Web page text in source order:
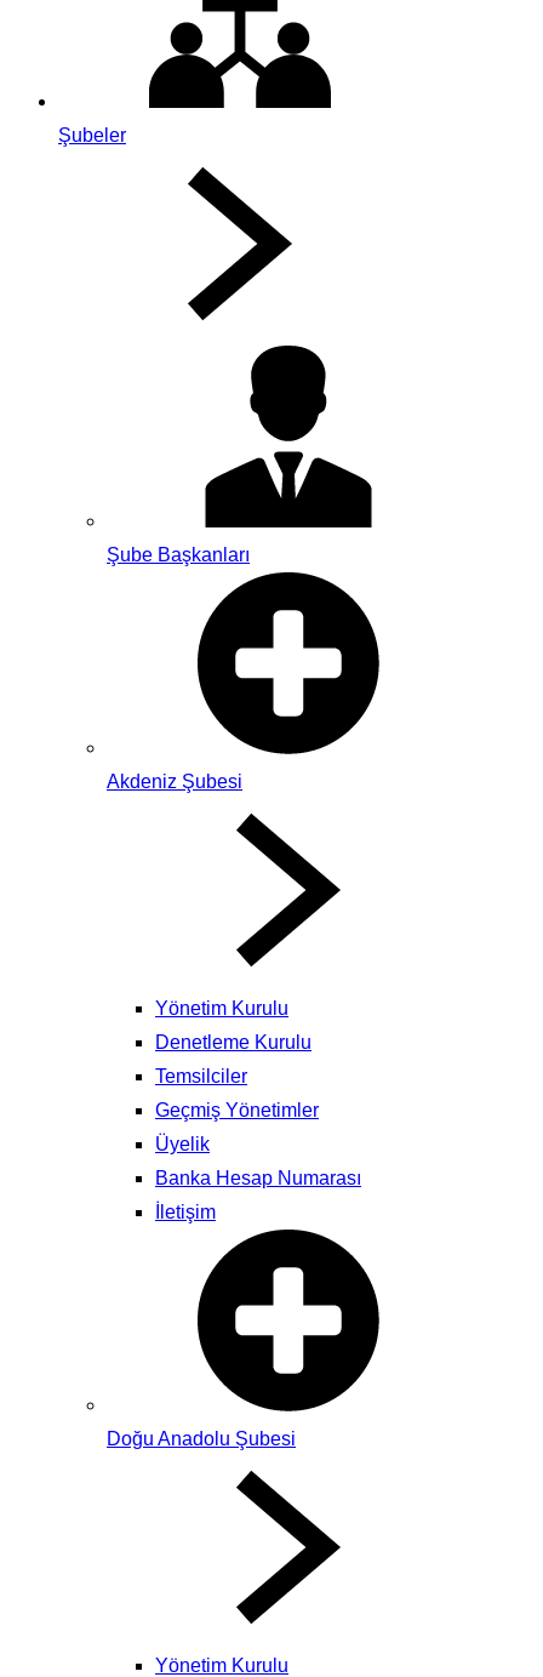
Şubeler
Şube Başkanları
Akdeniz Şubesi
Yönetim Kurulu
Denetleme Kurulu
Temsilciler
Geçmiş Yönetimler
Üyelik
Banka Hesap Numarası
İletişim
Doğu Anadolu Şubesi
Yönetim Kurulu